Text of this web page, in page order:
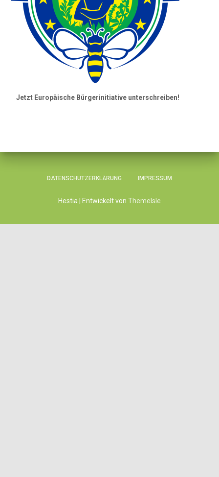
Jetzt Europäische Bürgerinitiative unterschreiben!
DATENSCHUTZERKLÄRUNG IMPRESSUM
Hestia | Entwickelt von ThemeIsle